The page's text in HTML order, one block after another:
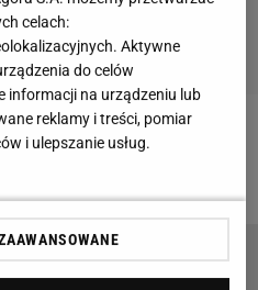
do przeszłości.
Mógł grać w
celach:
Aktywne
do celów
informacji na urządzeniu lub
reklamy i treści, pomiar
i ulepszanie usług.